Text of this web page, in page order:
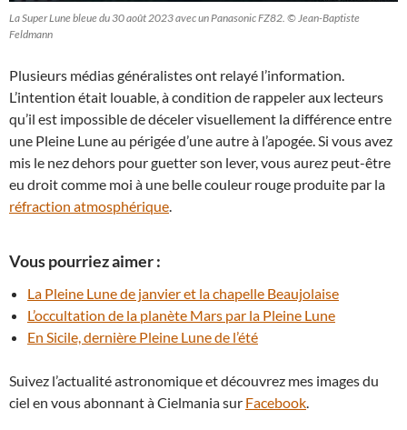
La Super Lune bleue du 30 août 2023 avec un Panasonic FZ82. © Jean-Baptiste
Feldmann
Plusieurs médias généralistes ont relayé l’information.
L’intention était louable, à condition de rappeler aux lecteurs
qu’il est impossible de déceler visuellement la différence entre
une Pleine Lune au périgée d’une autre à l’apogée. Si vous avez
mis le nez dehors pour guetter son lever, vous aurez peut-être
eu droit comme moi à une belle couleur rouge produite par la
réfraction atmosphérique
Vous pourriez aimer :
La Pleine Lune de janvier et la chapelle Beaujolaise
L’occultation de la planète Mars par la Pleine Lune
En Sicile, dernière Pleine Lune de l’été
Suivez l’actualité astronomique et découvrez mes images du
ciel en vous abonnant à Cielmania sur Facebook